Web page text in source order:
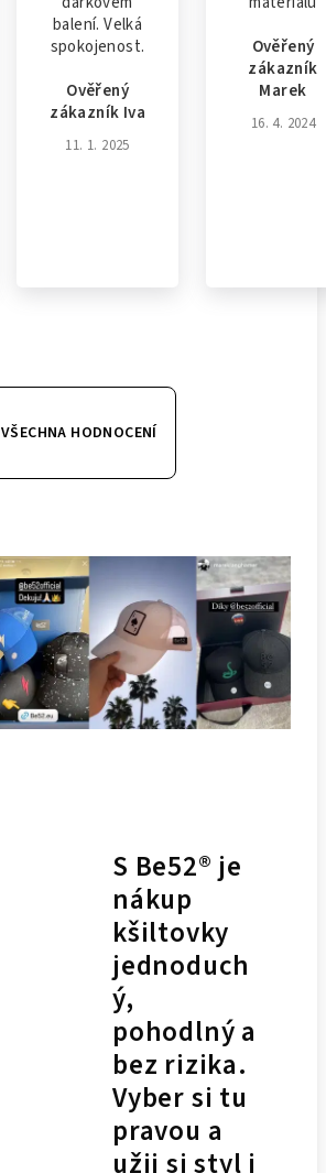
balení. Velká
spokojenost.
Ověřený
zákazník Iva
11. 1. 2025
Ověřený
zákazník
Marek
16. 4. 2024
VŠECHNA HODNOCENÍ
S Be52® je
nákup
kšiltovky
jednoduch
ý,
pohodlný a
bez rizika.
Vyber si tu
pravou a
užij si styl i